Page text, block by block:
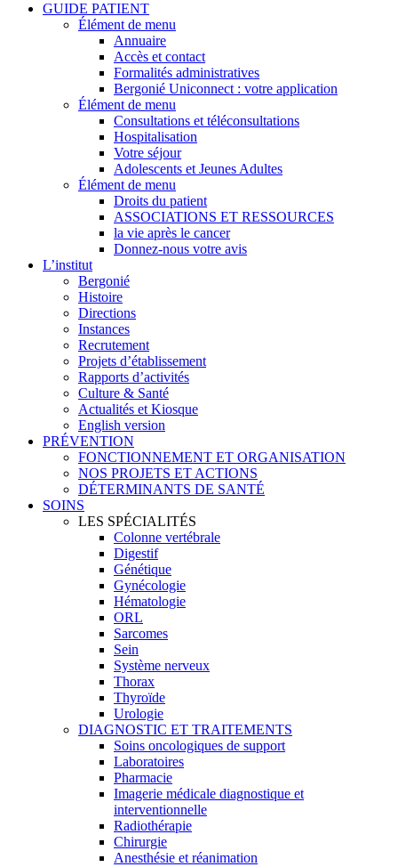
GUIDE PATIENT
Élément de menu
Annuaire
Accès et contact
Formalités administratives
Bergonié Uniconnect : votre application
Élément de menu
Consultations et téléconsultations
Hospitalisation
Votre séjour
Adolescents et Jeunes Adultes
Élément de menu
Droits du patient
ASSOCIATIONS ET RESSOURCES
la vie après le cancer
Donnez-nous votre avis
L’institut
Bergonié
Histoire
Directions
Instances
Recrutement
Projets d’établissement
Rapports d’activités
Culture & Santé
Actualités et Kiosque
English version
PRÉVENTION
FONCTIONNEMENT ET ORGANISATION
NOS PROJETS ET ACTIONS
DÉTERMINANTS DE SANTÉ
SOINS
LES SPÉCIALITÉS
Colonne vertébrale
Digestif
Génétique
Gynécologie
Hématologie
ORL
Sarcomes
Sein
Système nerveux
Thorax
Thyroïde
Urologie
DIAGNOSTIC ET TRAITEMENTS
Soins oncologiques de support
Laboratoires
Pharmacie
Imagerie médicale diagnostique et
interventionnelle
Radiothérapie
Chirurgie
Anesthésie et réanimation